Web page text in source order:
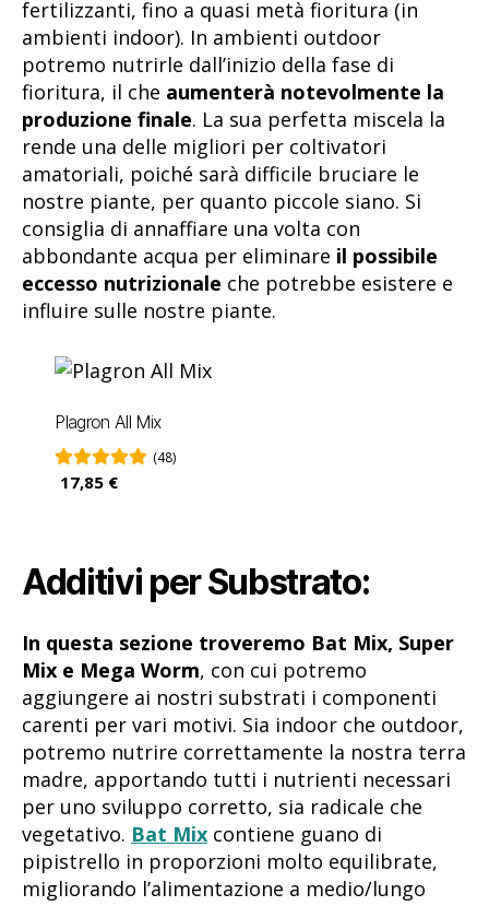
fertilizzanti, fino a quasi metà fioritura (in
ambienti indoor). In ambienti outdoor
potremo nutrirle dall’inizio della fase di
fioritura, il che aumenterà notevolmente la
produzione finale. La sua perfetta miscela la
rende una delle migliori per coltivatori
amatoriali, poiché sarà difficile bruciare le
nostre piante, per quanto piccole siano. Si
consiglia di annaffiare una volta con
abbondante acqua per eliminare il possibile
eccesso nutrizionale che potrebbe esistere e
influire sulle nostre piante.
Plagron All Mix
(48)
17,85 €
Additivi per Substrato:
In questa sezione troveremo Bat Mix, Super
Mix e Mega Worm, con cui potremo
aggiungere ai nostri substrati i componenti
carenti per vari motivi. Sia indoor che outdoor,
potremo nutrire correttamente la nostra terra
madre, apportando tutti i nutrienti necessari
per uno sviluppo corretto, sia radicale che
vegetativo. Bat Mix contiene guano di
pipistrello in proporzioni molto equilibrate,
migliorando l’alimentazione a medio/lungo